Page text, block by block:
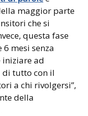
maggior parte
che si
questa fase
mesi senza
iniziare ad
tutto con il
a chi rivolgersi”,
della